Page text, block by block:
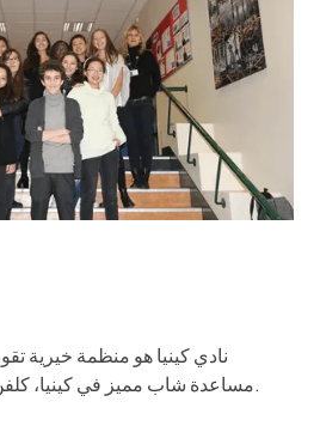
النادي أيضاً في مسابقات الرياضيات الدولية.
نادي كينيا هو منظمة خيرية
مساعدة شاب مميز في كينيا، كلفن أتويا، على متابعة تعليمه.